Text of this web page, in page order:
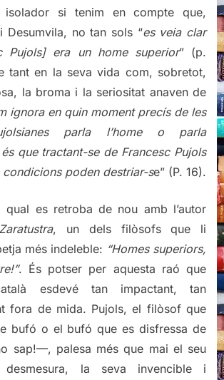
isolador si tenim en compte que,
Desumvila, no tan sols “es veia clar
Pujols] era un home superior” (p.
tant en la seva vida com, sobretot,
la broma i la seriositat anaven de
ignora en quin moment precís de les
parla l’home o parla
que tractant-se de Francesc Pujols
condicions poden destriar-se” (P. 16).
es retroba de nou amb l’autor
, un dels filòsofs que li
més indeleble: “Homes superiors,
. És potser per aquesta raó que
esdevé tan impactant, tan
fora de mida. Pujols, el filòsof que
bufó o el bufó que es disfressa de
sap!—, palesa més que mai el seu
la seva invencible i